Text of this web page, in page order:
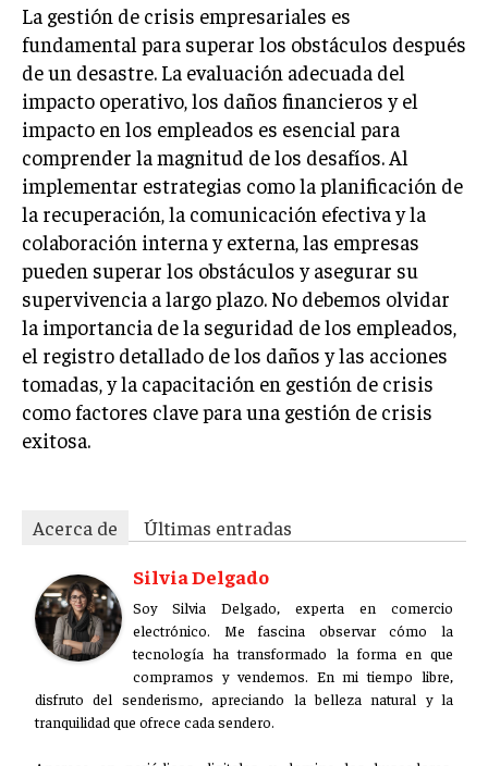
La gestión de crisis empresariales es
fundamental para superar los obstáculos después
de un desastre. La evaluación adecuada del
impacto operativo, los daños financieros y el
impacto en los empleados es esencial para
comprender la magnitud de los desafíos. Al
implementar estrategias como la planificación de
la recuperación, la comunicación efectiva y la
colaboración interna y externa, las empresas
pueden superar los obstáculos y asegurar su
supervivencia a largo plazo. No debemos olvidar
la importancia de la seguridad de los empleados,
el registro detallado de los daños y las acciones
tomadas, y la capacitación en gestión de crisis
como factores clave para una gestión de crisis
exitosa.
Acerca de
Últimas entradas
Silvia Delgado
Soy Silvia Delgado, experta en comercio
electrónico. Me fascina observar cómo la
tecnología ha transformado la forma en que
compramos y vendemos. En mi tiempo libre,
disfruto del senderismo, apreciando la belleza natural y la
tranquilidad que ofrece cada sendero.